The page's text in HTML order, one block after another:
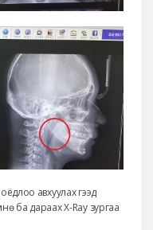
авхуулах гээд
ба дараах X-Ray зургаа